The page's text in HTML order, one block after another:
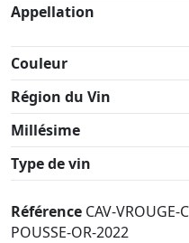
Appellation
Couleur
Région du Vin
Millésime
Type de vin
Référence CAV-VROUGE-
POUSSE-OR-2022